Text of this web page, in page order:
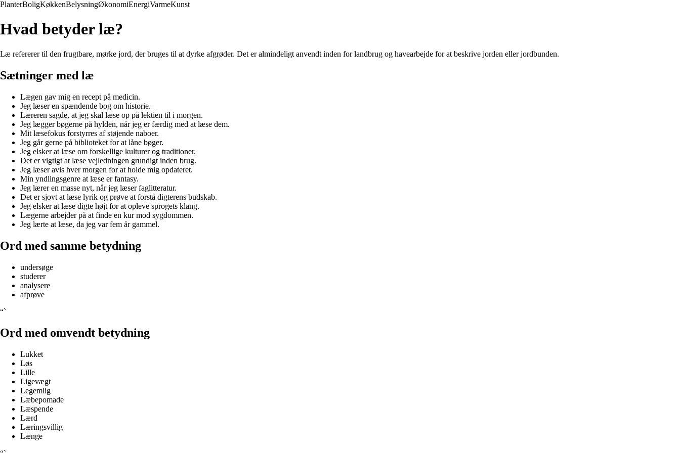
PlanterBoligKøkkenBelysningØkonomiEnergiVarmeKunst
Hvad betyder læ?
Læ refererer til den frugtbare, mørke jord, der bruges til at dyrke afgrøder. Det er almindeligt anvendt inden for landbrug og havearbejde for at beskrive jorden eller jordbunden.
Sætninger med læ
Lægen gav mig en recept på medicin.
Jeg læser en spændende bog om historie.
Læreren sagde, at jeg skal læse op på lektien til i morgen.
Jeg lægger bøgerne på hylden, når jeg er færdig med at læse dem.
Mit læsefokus forstyrres af støjende naboer.
Jeg går gerne på biblioteket for at låne bøger.
Jeg elsker at læse om forskellige kulturer og traditioner.
Det er vigtigt at læse vejledningen grundigt inden brug.
Jeg læser avis hver morgen for at holde mig opdateret.
Min yndlingsgenre at læse er fantasy.
Jeg lærer en masse nyt, når jeg læser faglitteratur.
Det er sjovt at læse lyrik og prøve at forstå digterens budskab.
Jeg elsker at læse digte højt for at opleve sprogets klang.
Lægerne arbejder på at finde en kur mod sygdommen.
Jeg lærte at læse, da jeg var fem år gammel.
Ord med samme betydning
undersøge
studerer
analysere
afprøve
“`
Ord med omvendt betydning
Lukket
Løs
Lille
Ligevægt
Legemlig
Læbepomade
Læspende
Lærd
Læringsvillig
Længe